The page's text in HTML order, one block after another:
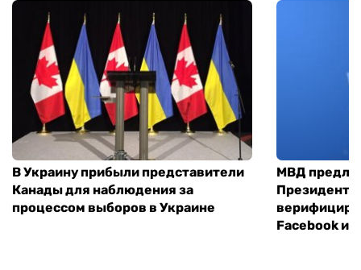
В Украину прибыли представители
Канады для наблюдения за
процессом выборов в Украине
МВД
Facebook и